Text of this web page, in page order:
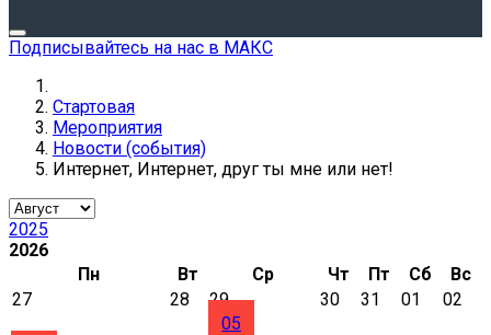
Подписывайтесь на нас в МАКС
Стартовая
Мероприятия
Новости (события)
Интернет, Интернет, друг ты мне или нет!
2025
2026
Пн
Вт Ср Чт Пт Сб
Вс
27
28 29 30 31 01 02
05